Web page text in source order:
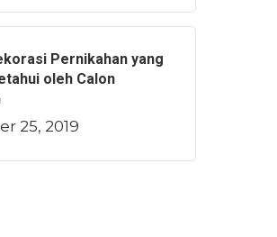
Pernikahan yang
oleh Calon
25, 2019